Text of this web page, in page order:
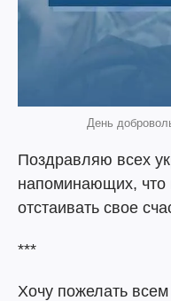
День
Поздравляю всех
напоминающих,
отстаивать свое
***
Хочу пожелать